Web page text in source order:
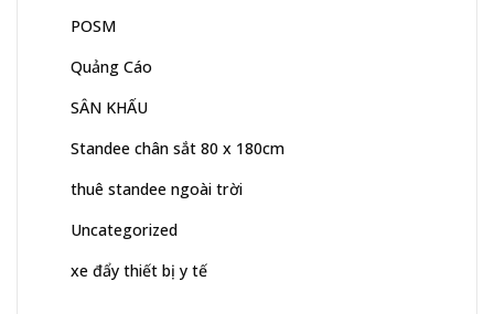
POSM
Quảng Cáo
SÂN KHẤU
Standee chân sắt 80 x 180cm
thuê standee ngoài trời
Uncategorized
xe đẩy thiết bị y tế